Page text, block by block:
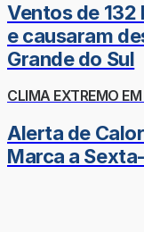
Ventos de
e causaram
Grande do Sul
CLIMA EXTREMO
Alerta de
Marca a